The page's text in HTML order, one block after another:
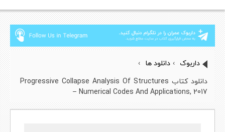
داربوک › دانلود ها ›
دانلود کتاب Progressive Collapse Analysis Of Structures
– Numerical Codes And Applications, 2017